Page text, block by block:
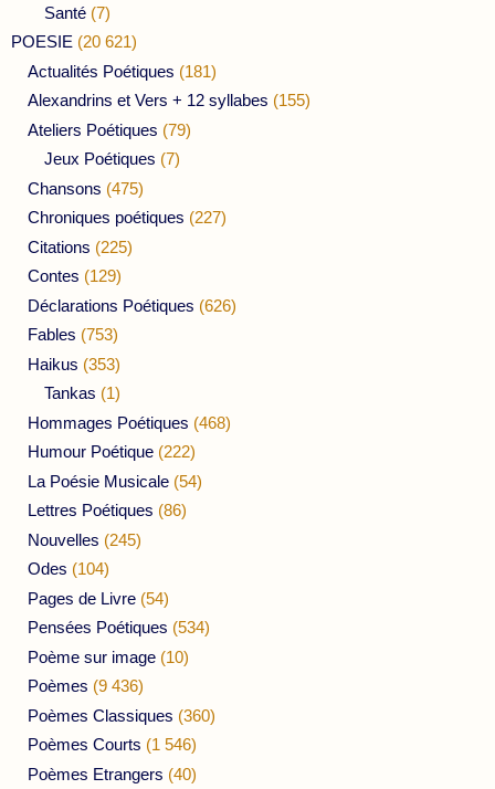
Santé (7)
POESIE (20 621)
Actualités Poétiques (181)
Alexandrins et Vers + 12 syllabes (155)
Ateliers Poétiques (79)
Jeux Poétiques (7)
Chansons (475)
Chroniques poétiques (227)
Citations (225)
Contes (129)
Déclarations Poétiques (626)
Fables (753)
Haikus (353)
Tankas (1)
Hommages Poétiques (468)
Humour Poétique (222)
La Poésie Musicale (54)
Lettres Poétiques (86)
Nouvelles (245)
Odes (104)
Pages de Livre (54)
Pensées Poétiques (534)
Poème sur image (10)
Poèmes (9 436)
Poèmes Classiques (360)
Poèmes Courts (1 546)
Poèmes Etrangers (40)